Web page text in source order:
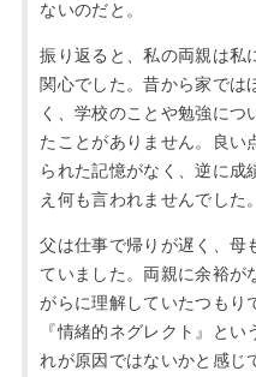
ないのだと。
振り返ると、私の両親は私
関心でした。昔から家では
く、学校のことや勉強につ
たことがありません。良い
られた記憶がなく、逆に成
え何も言われませんでした。
父は仕事で帰りが遅く、母
ていました。両親に余裕が
がらに理解していたつもり
『情緒的ネグレクト』と
れが原因ではないかと感じ